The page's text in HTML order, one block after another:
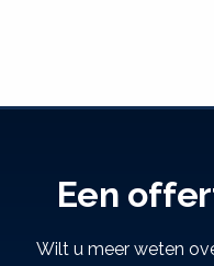
Een
Wilt u meer weten